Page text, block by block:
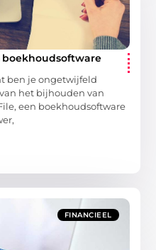
boekhoudsoftware
ben je ongetwijfeld
het bijhouden van
een boekhoudsoftware
FINANCIEEL